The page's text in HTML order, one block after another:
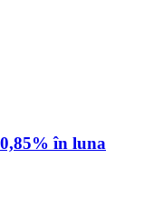
în luna